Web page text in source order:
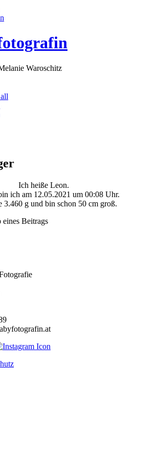
Waroschitz
Ich heiße Leon.
ich am 12.05.2021 um 00:08 Uhr.
3.460 g und bin schon 50 cm groß.
Beitrags